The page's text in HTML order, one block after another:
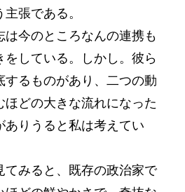
張である。
は今のところなんの連携も
している。しかし。彼ら
するものがあり、二つの動
ほどの大きな流れになった
ありうると私は考えてい
てみると、既存の政治家で